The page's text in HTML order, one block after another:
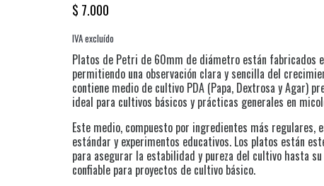
$ 7.000
IVA excluído
Platos de Petri de 60mm de diámetro están fabricados
permitiendo una observación clara y sencilla del
contiene medio de cultivo PDA (Papa, Dextrosa y Agar)
ideal para cultivos básicos y prácticas generales en
Este medio, compuesto por ingredientes más regulares,
estándar y experimentos educativos. Los platos están
para asegurar la estabilidad y pureza del cultivo hasta su
confiable para proyectos de cultivo básico.